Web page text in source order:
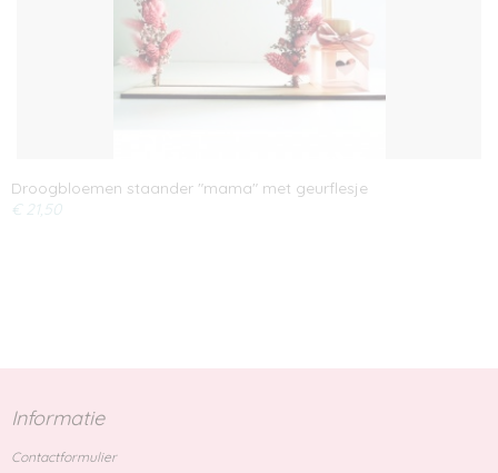
Droogbloemen staander "mama" met geurflesje
€ 21,50
Informatie
Contactformulier